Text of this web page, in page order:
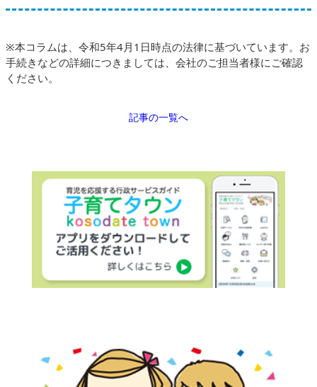
※本コラムは、令和5年4月1日時点の法律に基づいています。お
手続きなどの詳細につきましては、会社のご担当者様にご確認
ください。
記事の一覧へ